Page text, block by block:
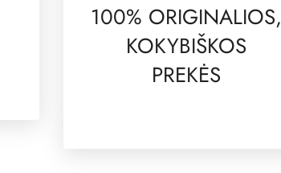
100% ORIGINALIOS,
KOKYBIŠKOS
PREKĖS